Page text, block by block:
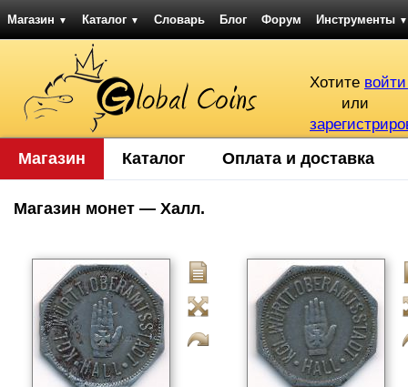
Магазин ▼ Каталог ▼ Словарь Блог Форум Инструменты ▼
Хотите
или
Магазин Каталог Оплата и доставка
Магазин монет — Халл.